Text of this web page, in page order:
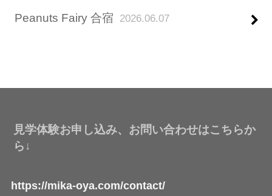
Peanuts Fairy 合宿 2026.06.07
見学体験お申し込み、お問い合わせはこちらか
ら↓
https://mika-oya.com/contact/